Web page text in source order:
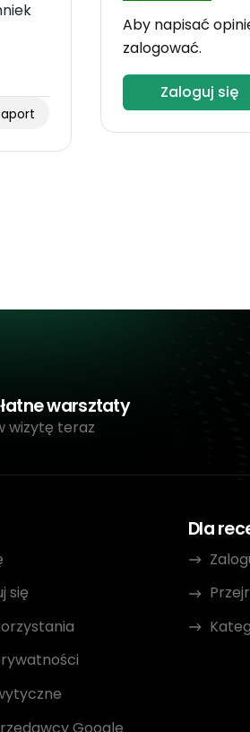
Aby napisać
zalogować.
Zaloguj się
warsztaty
wizytę teraz
się
Google
Dla